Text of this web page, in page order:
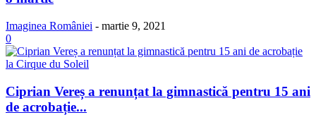
Imaginea României - martie 9, 2021
0
Ciprian Vereș a renunțat la gimnastică pentru 15 ani
de acrobație...